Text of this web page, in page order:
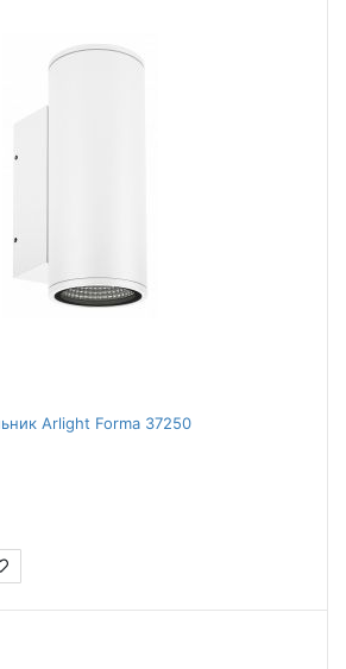
Arlight Forma 37250